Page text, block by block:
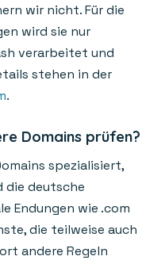
wir nicht. Für die
wird sie nur
verarbeitet und
stehen in der
.
Domains prüfen?
spezialisiert,
die deutsche
Endungen wie .com
die teilweise auch
andere Regeln